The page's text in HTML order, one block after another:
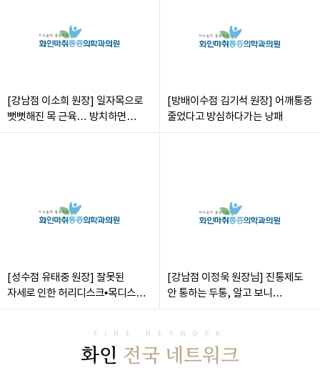
[강남점 이소희 원장] 일자목으로
뻣뻣해진 목 근육… 방치하면
[방배이수점 김기석 원장] 어깨통증
줄었다고 방심하다가는 낭패
[성수점 유태중 원장] 잘못된
자세로 인한 허리디스크•목디스크,
[강남점 이정욱 원장님] 진통제도
안 통하는 두통, 알고 보니
FINE NETWORK
화인 전국 네트워크